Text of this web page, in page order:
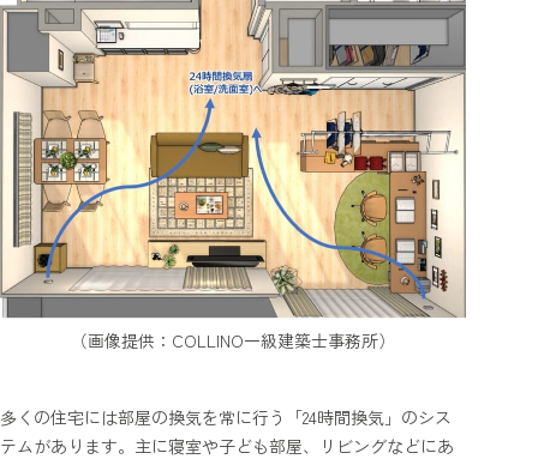
（画像提供：COLLINO一級建築士事務所）
多くの住宅には部屋の換気を常に行う「24時間換気」のシス
テムがあります。主に寝室や子ども部屋、リビングなどにあ